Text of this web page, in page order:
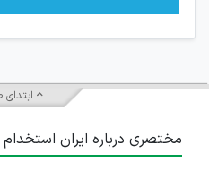
مختصری درباره ایران استخدام